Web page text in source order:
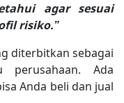
agar sesuai
risiko.”
diterbitkan sebagai
Ada
Anda beli dan jual